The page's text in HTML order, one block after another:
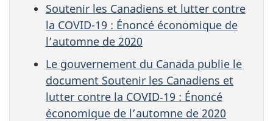
Soutenir les Canadiens et lutter contre
la COVID-19 : Énoncé économique de
l’automne de 2020
Le gouvernement du Canada publie le
document Soutenir les Canadiens et
lutter contre la COVID‑19 : Énoncé
économique de l’automne de 2020